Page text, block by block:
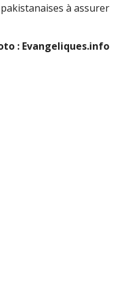
à assurer
: Evangeliques.info